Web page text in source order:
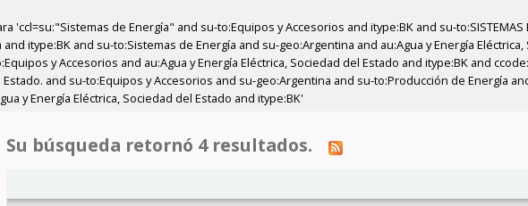
'ccl=su:"Sistemas de Energía" and su-to:Equipos y Accesorios and itype:BK and su-to:SISTEMAS
itype:BK and su-to:Sistemas de Energía and su-geo:Argentina and au:Agua y Energía
y Accesorios and au:Agua y Energía Eléctrica, Sociedad del Estado and itype:BK and
and su-to:Equipos y Accesorios and su-geo:Argentina and su-to:Producción de Energía
y Energía Eléctrica, Sociedad del Estado and itype:BK'
Su búsqueda retornó 4 resultados.